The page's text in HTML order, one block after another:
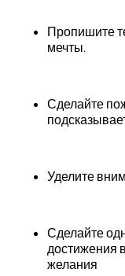
Пропишите
мечты.
Сделайте
Уделите
Сделайте
достижения
желания